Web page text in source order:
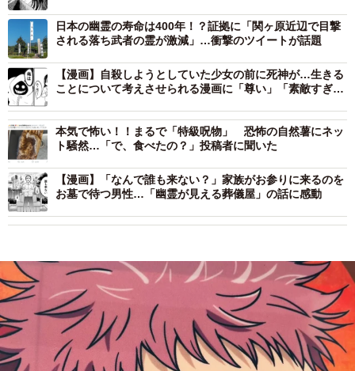
日本の幽霊の寿命は400年！？証拠に「関ヶ原近辺で目撃
される落ち武者の霊が激減」…衝撃のツイートが話題
【漫画】自殺しようとしていた少女の前に死神が…生きる
ことについて考えさせられる漫画に「尊い」「素敵すぎ
本気で怖い！！まるで「特級呪物」 恐怖の自然薯にネッ
ト騒然…「で、食べたの？」投稿者に聞いた
【漫画】「なんで誰も来ない？」家族がお参りに来るのを
お墓で待つ男性…「幽霊が見える葬儀屋」の話に感動